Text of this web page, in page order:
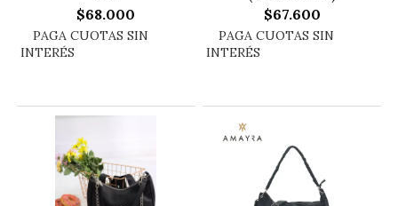
$68.000
$67.600